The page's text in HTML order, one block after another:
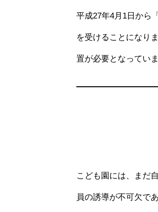
平成27年4月1日から
を受けることになり
置が必要となっていま
こども園には、まだ
員の誘導が不可欠であ